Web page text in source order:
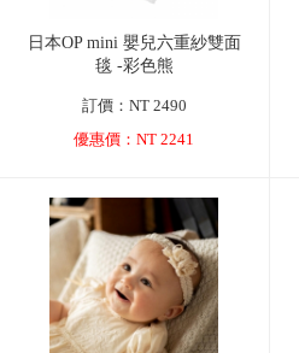
日本OP mini 嬰兒六重紗雙面
毯 -彩色熊
訂價：NT 2490
優惠價：NT 2241